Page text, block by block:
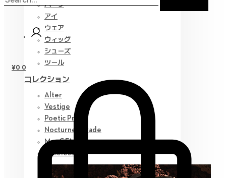
パーツ
アイ
ウェア
ウィッグ
シューズ
ツール
コレクション
Alter
Vestige
Poetic Prose
Nocturne Parade
Myz GEM
Timeless
¥0 0